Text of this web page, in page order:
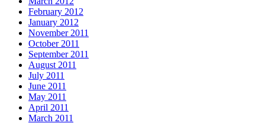
February 2012
January 2012
November 2011
October 2011
September 2011
August 2011
July 2011
June 2011
May 2011
April 2011
March 2011